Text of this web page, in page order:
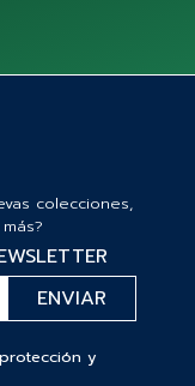
colecciones,
y